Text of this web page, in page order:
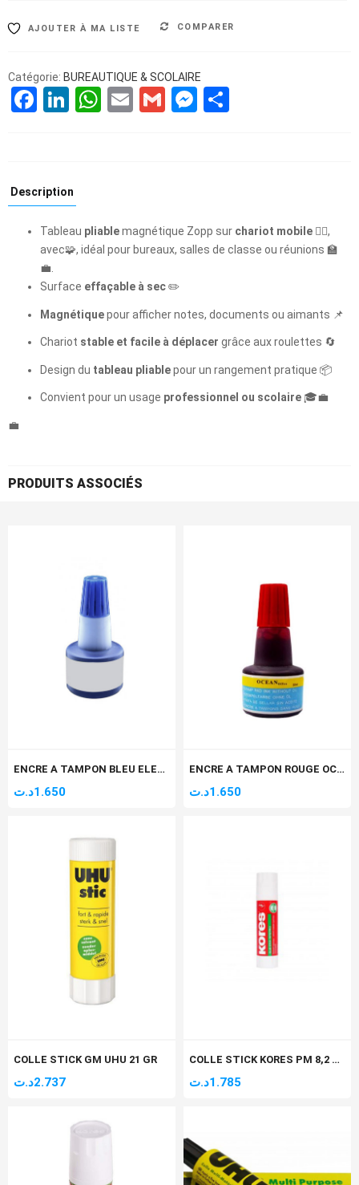
AJOUTER À MA LISTE COMPARER
Catégorie: BUREAUTIQUE & SCOLAIRE
Facebook
LinkedIn
WhatsApp
EmailGmailMessenger
Description
Tableau pliablemagnétique Zopp sur chariot mobile 🏃‍♂️,
avec🧩, idéal pour bureaux, salles de classe ou réunions 🏫
💼.
Surface effaçable à sec✏️
Magnétiquepour afficher notes, documents ou aimants 📌
Chariot stable et facile à déplacer grâce aux roulettes 🔄
Design du tableau pliablepour un rangement pratique 📦
Convient pour un usage professionnel ou scolaire 🎓💼
💼
PRODUITS ASSOCIÉS
ENCRE A TAMPON BLEU ELEPHANT
1.650د.ت
ENCRE A TAMPON ROUGE OCEAN
1.650د.ت
COLLE STICK GM UHU 21 GR
2.737د.ت
COLLE STICK KORES PM 8,2 GR
1.785د.ت